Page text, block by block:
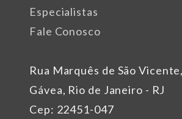
Rua Marquês de São
Gávea, Rio de Janeiro - RJ
Cep: 22451-047
Especialistas
Fale Conosco